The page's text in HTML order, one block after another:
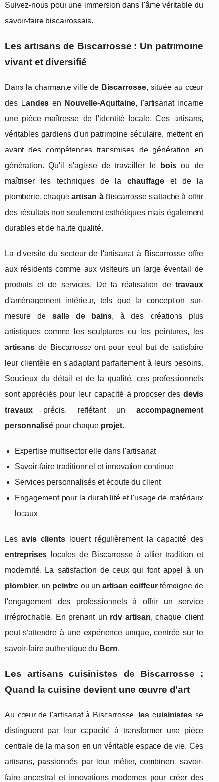
Suivez-nous pour une immersion dans l'âme véritable du
savoir-faire biscarrossais.
Les artisans de Biscarrosse : Un patrimoine
vivant et diversifié
Dans la charmante ville de Biscarrosse, située au cœur
des Landesen Nouvelle-Aquitaine, l'artisanat incarne
une pièce maîtresse de l'identité locale. Ces artisans,
véritables gardiens d'un patrimoine séculaire, mettent en
avant des compétences transmises de génération en
génération. Qu'il s'agisse de travailler le
boisou de
maîtriser les techniques de lachauffage et de la
plomberie, chaqueartisan à Biscarrosse s'attache à offrir
des résultats non seulement esthétiques mais également
durables et de haute qualité.
La diversité du secteur de l'artisanat à Biscarrosse offre
aux résidents comme aux visiteurs un large éventail de
produits et de services. De la réalisation de travaux
d'aménagement intérieur, tels que la conception sur-
mesure desalle de bains, à des créations plus
artistiques comme les sculptures ou les peintures, les
artisans de Biscarrosse ont pour seul but de satisfaire
leur clientèle en s'adaptant parfaitement à leurs besoins.
Soucieux du détail et de la qualité, ces professionnels
sont appréciés pour leur capacité à proposer des devis
travaux précis, reflétant un accompagnement
personnalisé pour chaque projet.
Expertise multisectorielle dans l'artisanat
Savoir-faire traditionnel et innovation continue
Services personnalisés et écoute du client
Engagement pour la durabilité et l'usage de matériaux
locaux
Lesavis clients louent régulièrement la capacité des
entreprises locales de Biscarrosse à allier tradition et
modernité. La satisfaction de ceux qui font appel à un
plombier, un peintre ou unartisan coiffeur témoigne de
l'engagement des professionnels à offrir un service
irréprochable. En prenant un rdv artisan, chaque client
peut s'attendre à une expérience unique, centrée sur le
savoir-faire authentique du Born.
Les artisans cuisinistes de Biscarrosse :
Quand la cuisine devient une œuvre d’art
Au cœur de l'artisanat à Biscarrosse, les cuisinistes se
distinguent par leur capacité à transformer une pièce
centrale de la maison en un véritable espace de vie. Ces
artisans, passionnés par leur métier, combinent savoir-
faire ancestral et innovations modernes pour créer des